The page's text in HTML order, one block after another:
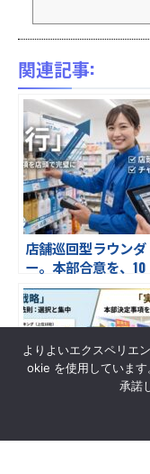
関連記事:
店舗巡回型ラウンダ
ー。本部合意を、10
0％の「売場」へ。
位10チェーンをの店
実現率を最大化する
研成社の店舗巡回ス
ーム
戦略的店頭実現（ラ
よりよいエクスペリエ
okie を使用していま
承諾